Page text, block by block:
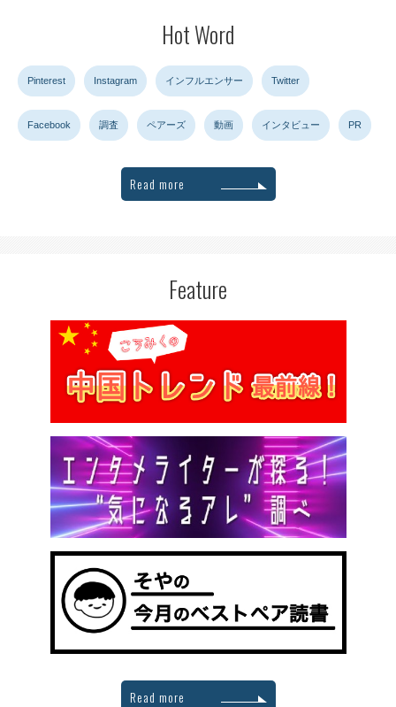
Hot Word
Pinterest Instagram インフルエンサー Twitter
Facebook 調査 ペアーズ 動画 インタビュー PR
Read more
Feature
Read more